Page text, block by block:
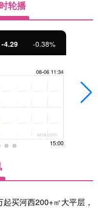
轮播
-4.29 -0.38%
买河西200+㎡大平层，